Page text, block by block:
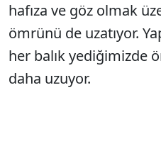
hafıza ve göz olmak
ömrünü de uzatıyor.
her balık yediğimizde
daha uzuyor.